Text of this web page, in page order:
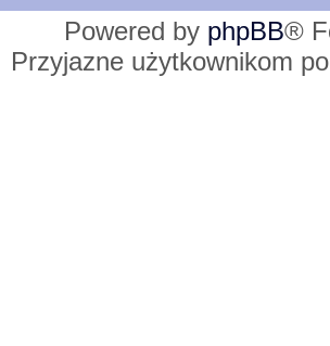
Powered by phpBB®
Przyjazne użytkownikom